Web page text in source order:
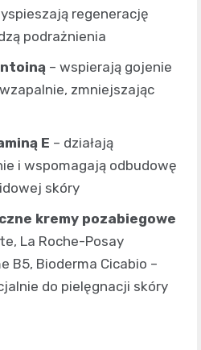
regenerację
podrażnienia
– wspierają gojenie
zmniejszając
E – działają
i wspomagają odbudowę
skóry
kremy pozabiegowe
La Roche-Posay
B5, Bioderma Cicabio –
do pielęgnacji skóry